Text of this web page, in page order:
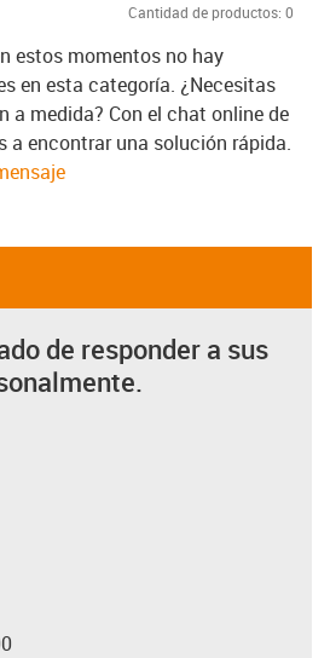
Cantidad de productos: 0
estos momentos no hay
en esta categoría. ¿Necesitas
a medida? Con el chat online de
a encontrar una solución rápida.
de responder a sus